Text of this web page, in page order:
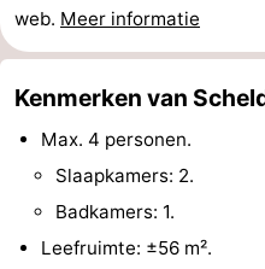
Fietsen
-
Wandelen
-
Golfbanen
web. Meer informatie
Kenmerken van
Max. 4 personen.
Slaapkamers: 2.
Badkamers: 1.
Leefruimte: ±56 m².